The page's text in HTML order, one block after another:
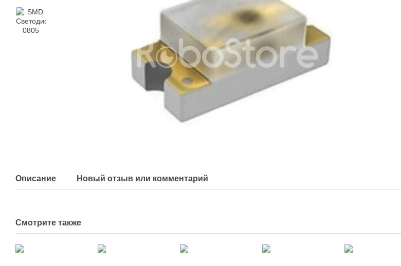
Описание Новый отзыв или комментарий
Смотрите также